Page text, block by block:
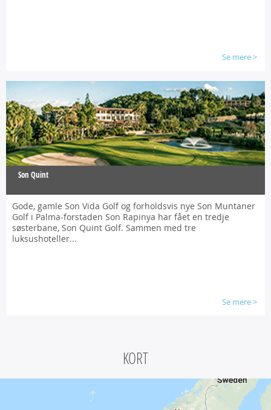
Se mere>
Son Quint
Gode, gamle Son Vida Golf og forholdsvis nye Son Muntaner
Golf i Palma-forstaden Son Rapinya har fået en tredje
søsterbane, Son Quint Golf. Sammen med tre
luksushoteller...
Se mere>
KORT